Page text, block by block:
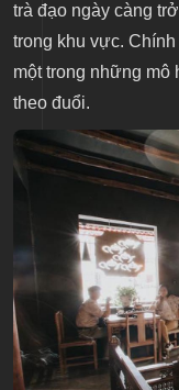
trà đạo ngày càng
trong khu vực.
một trong những mô
theo đuổi.